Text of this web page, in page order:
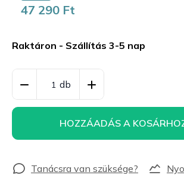
47 290 Ft
Raktáron - Szállítás 3-5 nap
HOZZÁADÁS A